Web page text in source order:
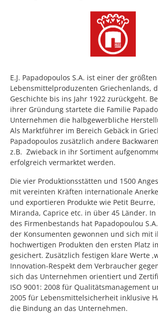
E.J. Papadopoulos S.A. ist einer der größten
Lebensmittelproduzenten Griechenlands,
Geschichte bis ins Jahr 1922 zurückgeht.
ihrer Gründung startete die Familie
Unternehmen die halbgewerbliche
Als Marktführer im Bereich Gebäck in
Papadopoulos zusätzlich andere
z.B. Zwieback in ihr Sortiment
erfolgreich vermarktet werden.
Die vier Produktionsstätten und 1500
mit vereinten Kräften internationale
und exportieren Produkte wie Petit Beurre,
Miranda, Caprice etc. in über 45 Länder. In
des Firmenbestands hat Papadopoulou
der Konsumenten gewonnen und sich mit
hochwertigen Produkten den ersten Platz
gesichert. Zusätzlich festigen klare Werte
Innovation-Respekt dem Verbraucher
sich das Unternehmen orientiert und
ISO 9001: 2008 für Qualitätsmanagement
2005 für Lebensmittelsicherheit inklusive
die Bindung an das Unternehmen.